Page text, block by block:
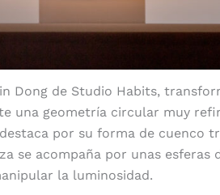
Dong de Studio Habits,
una geometría circular muy
destaca por su forma de cuenco
se acompaña por unas
la luminosidad.